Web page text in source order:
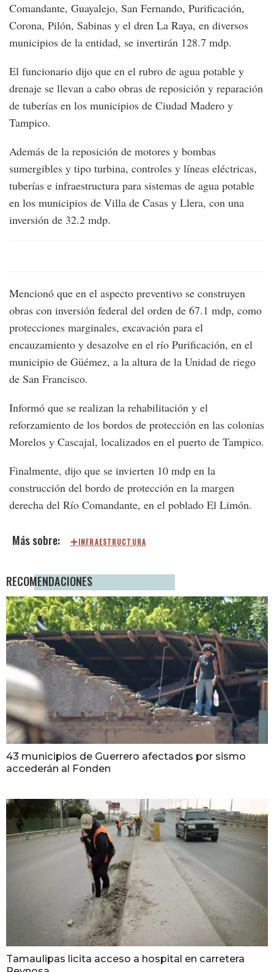
Comandante, Guayalejo, San Fernando, Purificación,
Corona, Pilón, Sabinas y el dren La Raya, en diversos
municipios de la entidad, se invertirán 128.7 mdp.
El funcionario dijo que en el rubro de agua potable y
drenaje se llevan a cabo obras de reposición y reparación
de tuberías en los municipios de Ciudad Madero y
Tampico.
Además de la reposición de motores y bombas
sumergibles y tipo turbina, controles y líneas eléctricas,
tuberías e infraestructura para sistemas de agua potable
en los municipios de Villa de Casas y Llera, con una
inversión de 32.2 mdp.
Mencionó que en el aspecto preventivo se construyen
obras con inversión federal del orden de 67.1 mdp, como
protecciones marginales, excavación para el
encauzamiento y desazolve en el río Purificación, en el
municipio de Güémez, a la altura de la Unidad de riego
de San Francisco.
Informó que se realizan la rehabilitación y el
reforzamiento de los bordos de protección en las colonias
Morelos y Cascajal, localizados en el puerto de Tampico.
Finalmente, dijo que se invierten 10 mdp en la
construcción del bordo de protección en la margen
derecha del Río Comandante, en el poblado El Limón.
INFRAESTRUCTURA
RECOMENDACIONES
43 municipios de Guerrero afectados por sismo
accederán al Fonden
Tamaulipas licita acceso a hospital en carretera